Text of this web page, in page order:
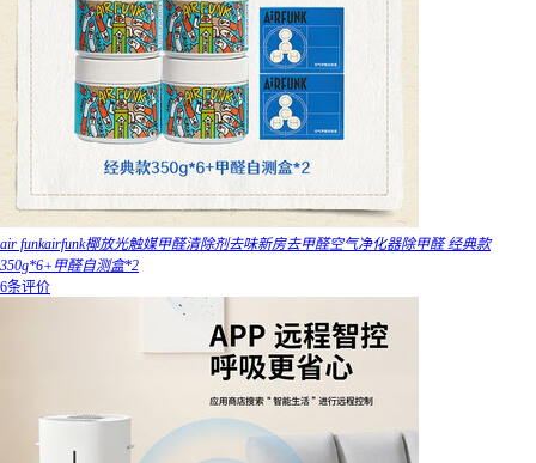
air funkairfunk椰放光触媒甲醛清除剂去味新房去甲醛空气净化器除甲醛 经典款
350g*6+甲醛自测盒*2
6条评价